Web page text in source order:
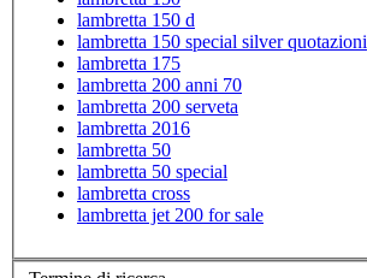
lambretta 150 d
lambretta 150 special silver quotazioni
lambretta 175
lambretta 200 anni 70
lambretta 200 serveta
lambretta 2016
lambretta 50
lambretta 50 special
lambretta cross
lambretta jet 200 for sale